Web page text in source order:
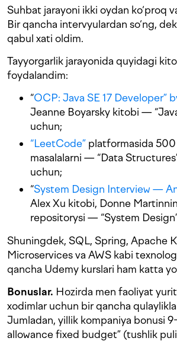
Suhbat jarayoni ikki oydan ko‘proq
Bir qancha intervyulardan so‘ng,
qabul xati oldim.
Tayyorgarlik jarayonida quyidagi
foydalandim:
“OCP: Java SE 17 Developer”
Jeanne Boyarsky kitobi —
uchun;
“LeetCode” platformasida
masalalarni — “Data
uchun;
“System Design Interview —
Alex Xu kitobi, Donne
repositorysi — “System
Shuningdek, SQL, Spring, Apache
Microservices va AWS kabi
qancha Udemy kurslari ham katta
Bonuslar. Hozirda men faoliyat
xodimlar uchun bir qancha
Jumladan, yillik kompaniya bonusi
allowance fixed budget” (tushlik